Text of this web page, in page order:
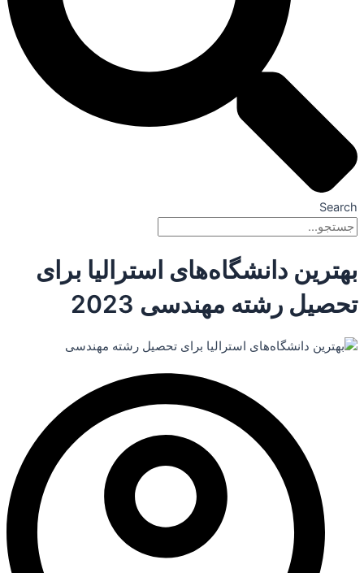
Search
بهترین دانشگاه‌های استرالیا برای
تحصیل رشته مهندسی 2023